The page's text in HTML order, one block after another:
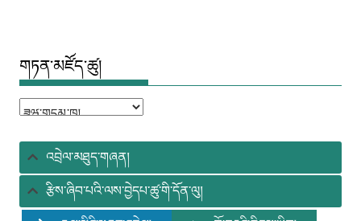
གཏན་མཛོད་ཚུ།
གཏན་
ཚུ།
འབྲེལ་མཐུད་གཞན།
རྩིས་ཞིབ་པའི་ལས་བྱེདཔ་ཚུ་གི་དོན་ལུ།